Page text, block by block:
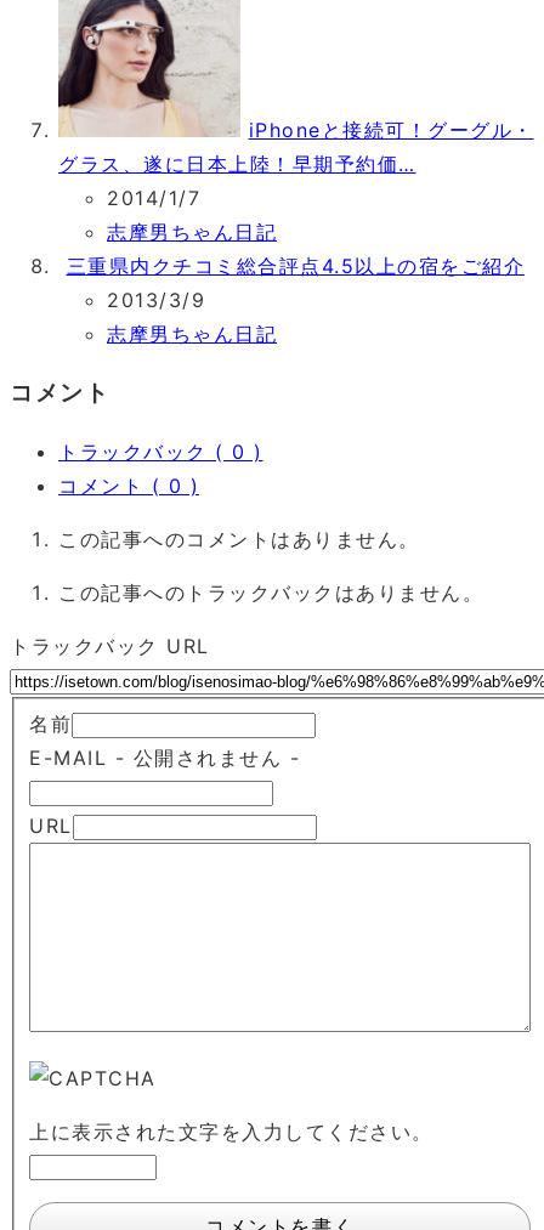
iPhoneと接続可！グーグル・
グラス、遂に日本上陸！早期予約価…
2014/1/7
志摩男ちゃん日記
三重県内クチコミ総合評点4.5以上の宿をご紹介
2013/3/9
志摩男ちゃん日記
コメント
トラックバック ( 0 )
コメント ( 0 )
この記事へのコメントはありません。
この記事へのトラックバックはありません。
トラックバック URL
名前
E-MAIL - 公開されません -
URL
上に表示された文字を入力してください。